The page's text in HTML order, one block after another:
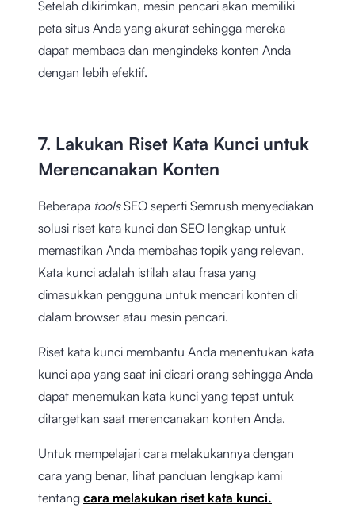
Setelah dikirimkan, mesin pencari akan memiliki
peta situs Anda yang akurat sehingga mereka
dapat membaca dan mengindeks konten Anda
dengan lebih efektif.
7. Lakukan Riset Kata Kunci untuk
Merencanakan Konten
Beberapa toolsSEO seperti Semrush menyediakan
solusi riset kata kunci dan SEO lengkap untuk
memastikan Anda membahas topik yang relevan.
Kata kunci adalah istilah atau frasa yang
dimasukkan pengguna untuk mencari konten di
dalam browser atau mesin pencari.
Riset kata kunci membantu Anda menentukan kata
kunci apa yang saat ini dicari orang sehingga Anda
dapat menemukan kata kunci yang tepat untuk
ditargetkan saat merencanakan konten Anda.
Untuk mempelajari cara melakukannya dengan
cara yang benar, lihat panduan lengkap kami
tentang cara melakukan riset kata kunci.